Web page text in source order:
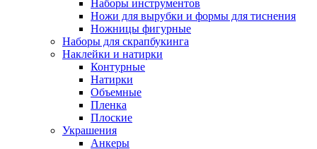
Наборы инструментов
Ножи для вырубки и формы для тиснения
Ножницы фигурные
Наборы для скрапбукинга
Наклейки и натирки
Контурные
Натирки
Объемные
Пленка
Плоские
Украшения
Анкеры